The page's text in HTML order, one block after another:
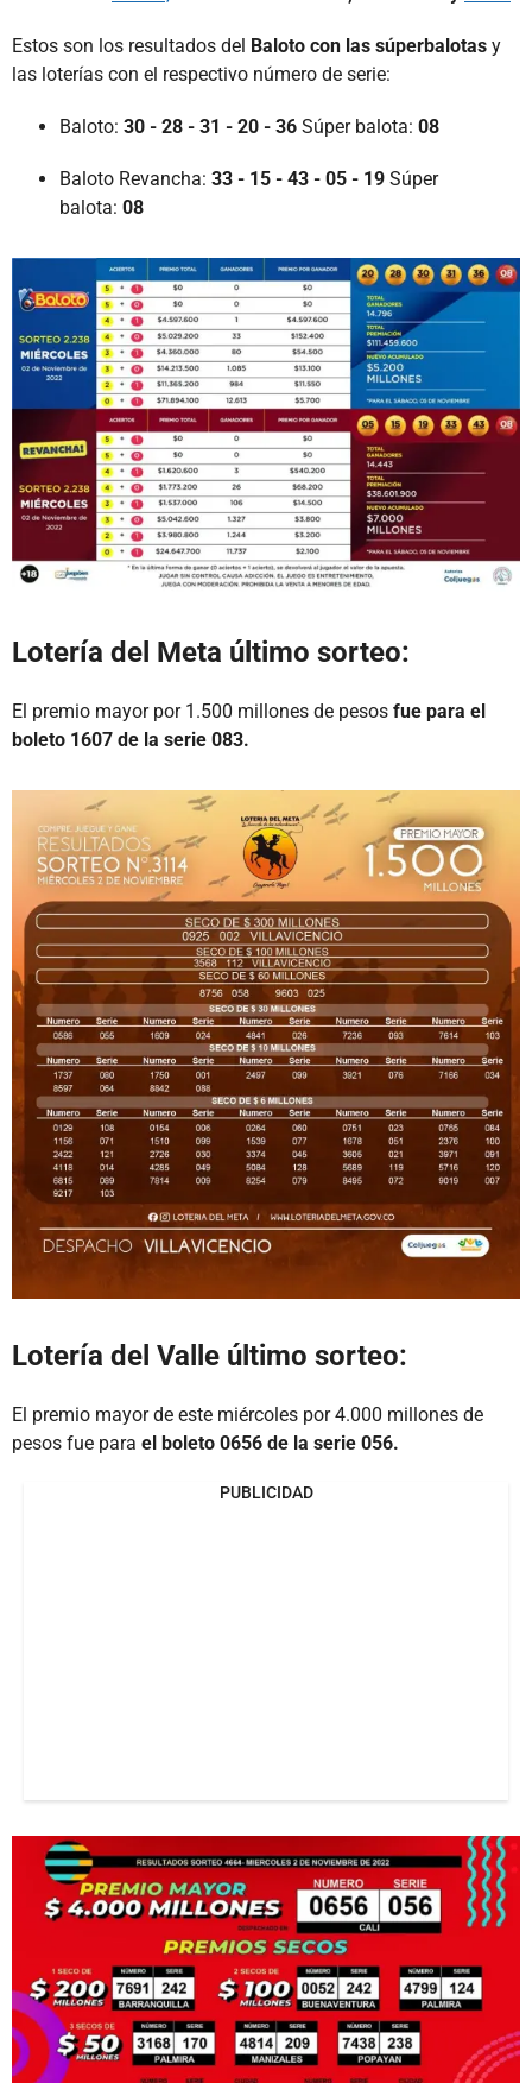
Estos son los resultados del Baloto con las súperbalotas y
las loterías con el respectivo número de serie:
Baloto: 30 - 28 - 31 - 20 - 36 Súper balota: 08
Baloto Revancha: 33 - 15 - 43 - 05 - 19 Súper
balota: 08
Lotería del Meta último sorteo:
El premio mayor por 1.500 millones de pesos fue para el
boleto 1607 de la serie 083.
Lotería del Valle último sorteo:
El premio mayor de este miércoles por 4.000 millones de
pesos fue para el boleto 0656 de la serie 056.
PUBLICIDAD